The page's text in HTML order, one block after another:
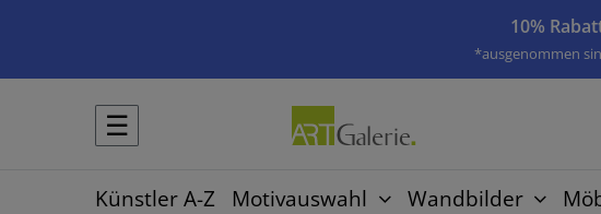
10%
*ausgenommen
☰
Künstler A-Z Motivauswahl Wandbilder